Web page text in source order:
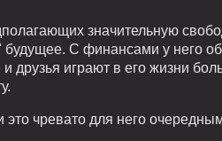
значительную
С финансами у него
играют в его жизни
чревато для него